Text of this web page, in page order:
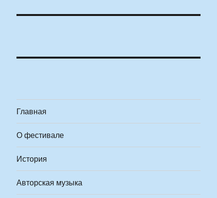
Главная
О фестивале
История
Авторская музыка